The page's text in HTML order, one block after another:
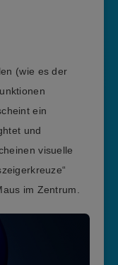
(wie es der
ein
und
visuelle
im Zentrum.